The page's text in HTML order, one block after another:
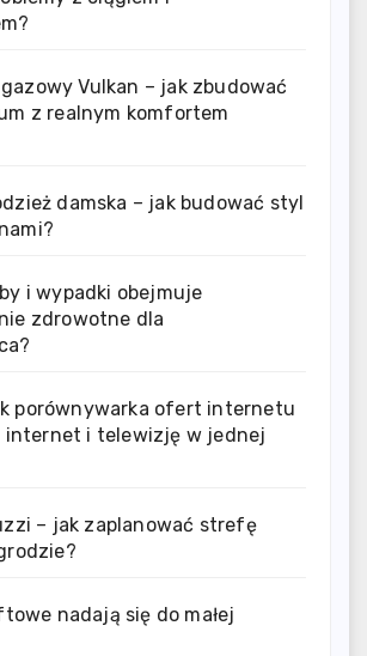
Vulkan – jak zbudować
z realnym komfortem
damska – jak budować styl
i wypadki obejmuje
zdrowotne dla
porównywarka ofert internetu
internet i telewizję w jednej
– jak zaplanować strefę
nadają się do małej